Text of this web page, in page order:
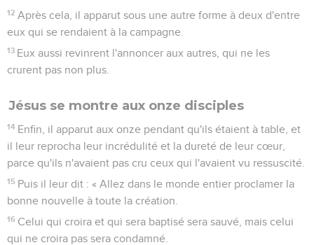
12 Après cela, il apparut sous une autre forme à deux d'entre
eux qui se rendaient à la campagne.
13 Eux aussi revinrent l'annoncer aux autres, qui ne les
crurent pas non plus.
Jésus se montre aux onze disciples
14 Enfin, il apparut aux onze pendant qu'ils étaient à table, et
il leur reprocha leur incrédulité et la dureté de leur cœur,
parce qu'ils n'avaient pas cru ceux qui l'avaient vu ressuscité.
15 Puis il leur dit : « Allez dans le monde entier proclamer la
bonne nouvelle à toute la création.
16 Celui qui croira et qui sera baptisé sera sauvé, mais celui
qui ne croira pas sera condamné.